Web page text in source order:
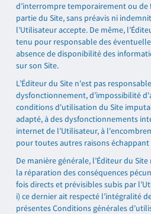
d’interrompre temporairement ou
partie du Site, sans préavis ni
l’Utilisateur accepte. De même,
tenu pour responsable des
absence de disponibilité des
sur son Site.
L’Éditeur du Site n'est pas
dysfonctionnement, d’impossibilité
conditions d'utilisation du Site
adapté, à des dysfonctionnements
internet de l’Utilisateur, à
pour toutes autres raisons
De manière générale, l’Éditeur du
la réparation des conséquences
fois directs et prévisibles subis par
i) ce dernier ait respecté l’intégralité
présentes Conditions générales